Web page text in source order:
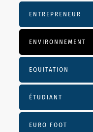
ENTREPRENEUR
ENVIRONNEMENT
EQUITATION
ÉTUDIANT
EURO FOOT